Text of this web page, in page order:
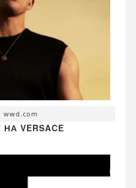
wwd.com
VERSACE